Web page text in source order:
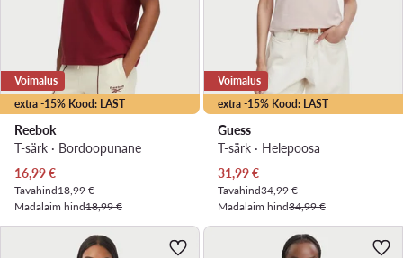
extra -15% Kood: LAST
Võimalus
Reebok
T-särk · Bordoopunane
Praegune hind
16,99€
Tavahind18,99 €
Madalaim hind18,99 €
extra -15% Kood: LAST
Võimalus
Guess
T-särk · Heleроosa
Praegune hind
31,99€
Tavahind34,99 €
Madalaim hind34,99 €